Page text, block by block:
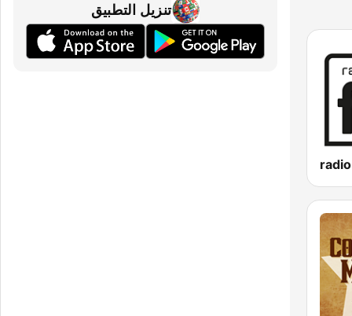
تنزيل التطبيق